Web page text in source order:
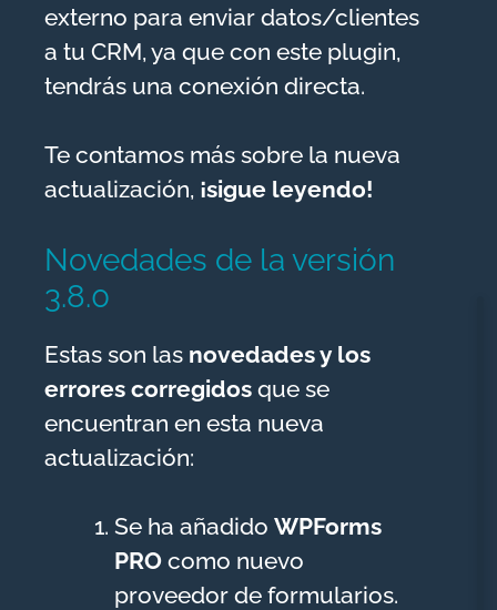
externo para enviar datos/clientes
a tu CRM, ya que con este plugin,
tendrás una conexión directa.
Te contamos más sobre la nueva
actualización, ¡sigue leyendo!
Novedades de la versión
3.8.0
Estas son las novedades y los
errores corregidos que se
encuentran en esta nueva
actualización:
Se ha añadido WPForms
PRO como nuevo
proveedor de formularios.